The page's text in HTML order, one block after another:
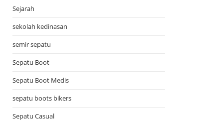
Sejarah
sekolah kedinasan
semir sepatu
Sepatu Boot
Sepatu Boot Medis
sepatu boots bikers
Sepatu Casual